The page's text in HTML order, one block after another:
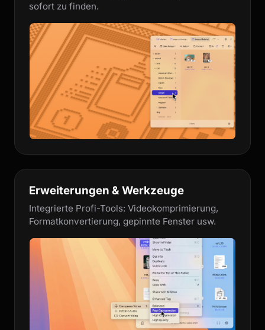
sofort zu finden.
Erweiterungen & Werkzeuge
Integrierte Profi-Tools: Videokomprimierung,
Formatkonvertierung, gepinnte Fenster usw.